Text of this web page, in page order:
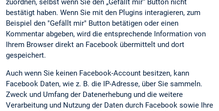
zuordnen, selbst wenn Sie den „Gefällt mir“ Button nicht
bestätigt haben. Wenn Sie mit den Plugins interagieren, zum
Beispiel den "Gefällt mir" Button betätigen oder einen
Kommentar abgeben, wird die entsprechende Information von
Ihrem Browser direkt an Facebook übermittelt und dort
gespeichert.
Auch wenn Sie keinen Facebook-Account besitzen, kann
Facebook Daten, wie z. B. die IP-Adresse, über Sie sammeln.
Zweck und Umfang der Datenerhebung und die weitere
Verarbeitung und Nutzung der Daten durch Facebook sowie Ihre